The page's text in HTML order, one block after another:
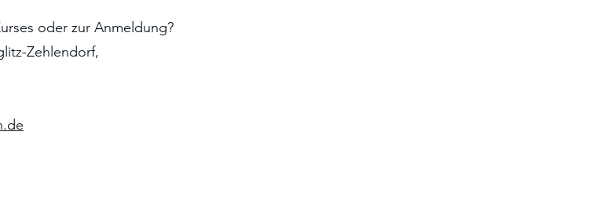
oder zur Anmeldung?
Zehlendorf,